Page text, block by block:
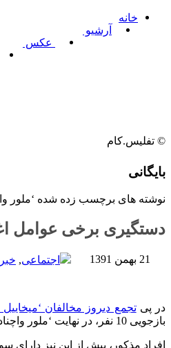
خانه
آرشیو
عکس
بایگانی
نوشته های برچسب زده شده ‘ملور
دستگیری برخی عوامل
21 بهمن 1391 اجتماعی, خبر
در پیتجمع دیروز مخالفان
بازجویی 10 نفر، در نهایت ‘ملور واچنادزه’ و ‘میشا مسخی’ را به جرم ‘اعمال خشونت و چاقوکشی’ بازداشت کرد.
افراد مذکور، پیش از این نیز دارای
© تفلیس.کام